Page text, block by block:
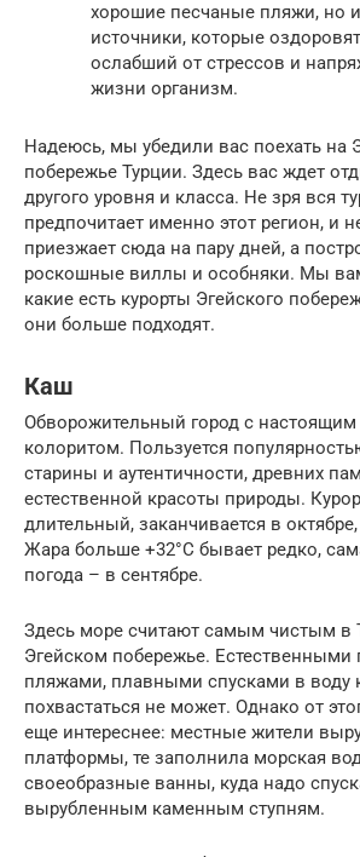
хорошие песчаные пляжи, но
источники, которые
ослабший от стрессов и
жизни организм.
Надеюсь, мы убедили вас поехать на
побережье Турции. Здесь вас ждет
другого уровня и класса. Не зря вся
предпочитает именно этот регион, и
приезжает сюда на пару дней, а
роскошные виллы и особняки. Мы
какие есть курорты Эгейского
они больше подходят.
Каш
Обворожительный город с настоящим
колоритом. Пользуется
старины и аутентичности, древних
естественной красоты природы.
длительный, заканчивается в
Жара больше +32°С бывает редко,
погода – в сентябре.
Здесь море считают самым чистым в
Эгейском побережье.
пляжами, плавными спусками в воду
похвастаться не может. Однако от
еще интереснее: местные жители
платформы, те заполнила морская
своеобразные ванны, куда надо
вырубленным каменным ступням.